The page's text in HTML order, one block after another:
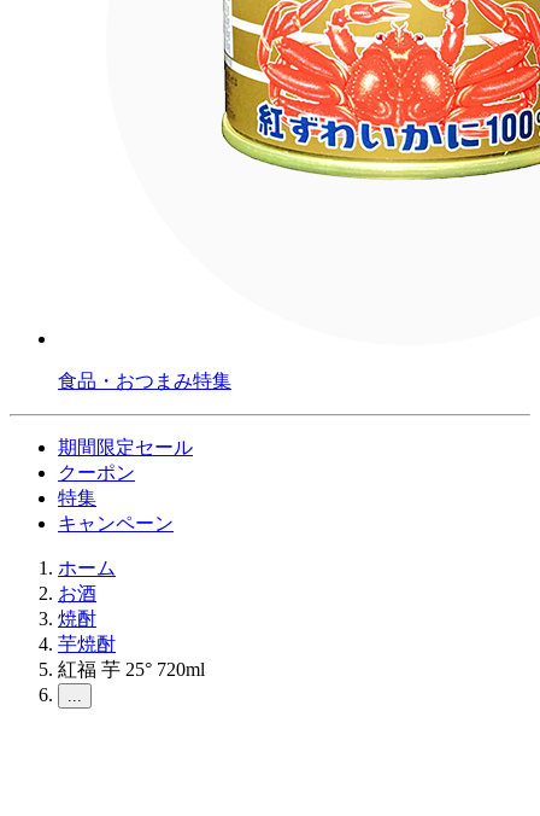
食品・おつまみ特集
期間限定セール
クーポン
特集
キャンペーン
ホーム
お酒
焼酎
芋焼酎
紅福 芋 25° 720ml
...